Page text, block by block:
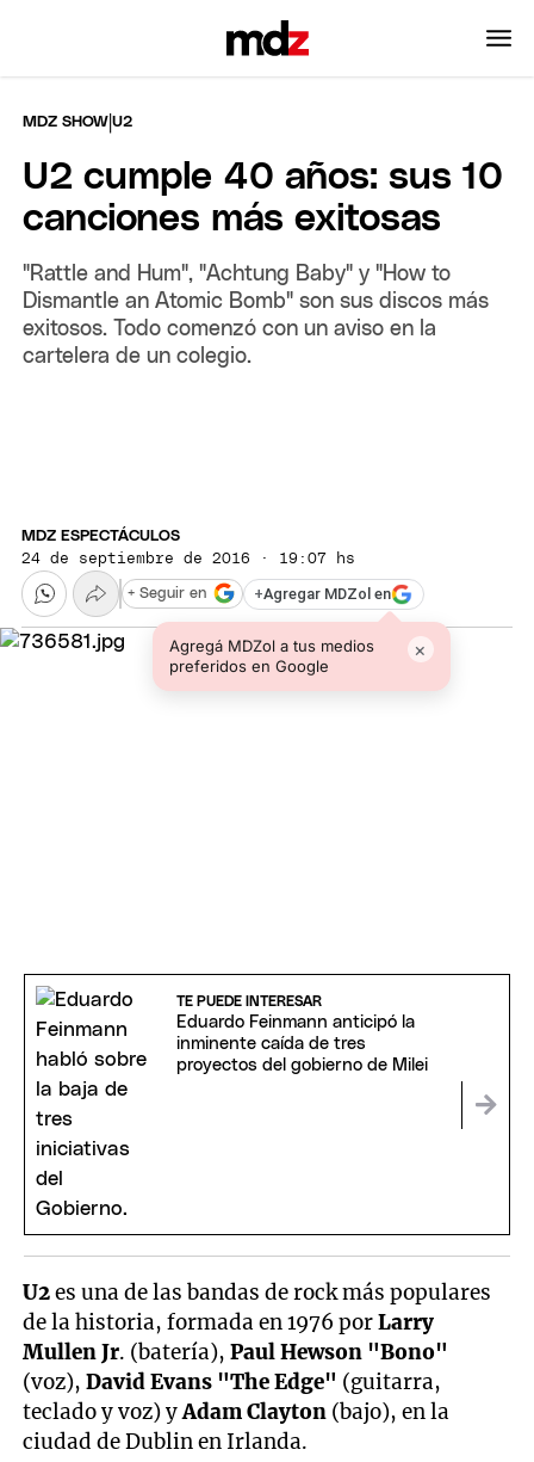
MDZ SHOW |U2
U2 cumple 40 años: sus 10
canciones más exitosas
"Rattle and Hum", "Achtung Baby" y "How to
Dismantle an Atomic Bomb" son sus discos más
exitosos. Todo comenzó con un aviso en la
cartelera de un colegio.
MDZ ESPECTÁCULOS
24 de septiembre de 2016 · 19:07 hs
+Agregar MDZol en
Agregá MDZol a tus medios
preferidos en Google
×
+ Seguir en
TE PUEDE INTERESAR
Eduardo Feinmann anticipó la
inminente caída de tres
proyectos del gobierno de Milei
U2es una de las bandas de rock más populares
de la historia, formada en 1976 porLarry
Mullen Jr. (batería),Paul Hewson "Bono"
(voz),David Evans "The Edge" (guitarra,
teclado y voz) yAdam Clayton (bajo), en la
ciudad de Dublin en Irlanda.